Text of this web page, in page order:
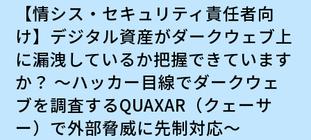
【情シス・セキュリティ責任者向
け】デジタル資産がダークウェブ上
に漏洩しているか把握できています
か？ ～ハッカー目線でダークウェ
ブを調査するQUAXAR（クェーサ
ー）で外部脅威に先制対応～